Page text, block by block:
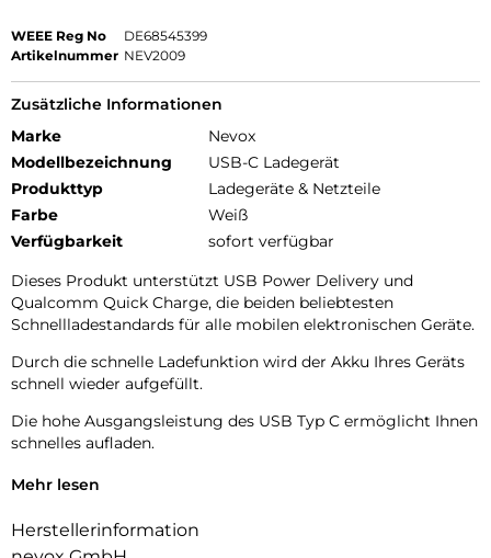
WEEE Reg No
DE68545399
Artikelnummer NEV2009
Zusätzliche Informationen
Marke
Nevox
Modellbezeichnung
USB-C Ladegerät
Produkttyp
Ladegeräte & Netzteile
Farbe
Weiß
Verfügbarkeit
sofort verfügbar
Dieses Produkt unterstützt USB Power Delivery und
Qualcomm Quick Charge, die beiden beliebtesten
Schnellladestandards für alle mobilen elektronischen Geräte.
Durch die schnelle Ladefunktion wird der Akku Ihres Geräts
schnell wieder aufgefüllt.
Die hohe Ausgangsleistung des USB Typ C ermöglicht Ihnen
schnelles aufladen.
Bitte beachten Sie, dass Sie für dieses Ladegerät
ausgelegt sind.
Mehr lesen
Herstellerinformation